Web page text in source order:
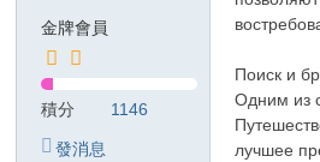
金牌會員
積分 1146
發消息
Поиск и
Одним из
лучшее